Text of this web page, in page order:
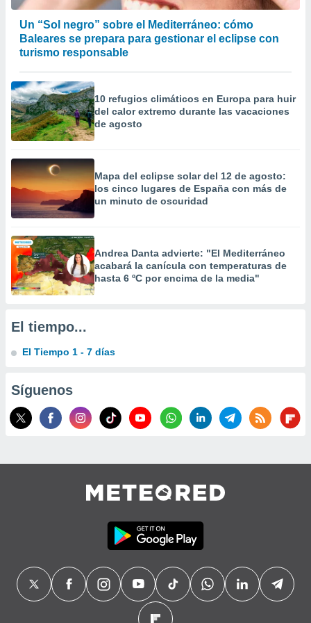
e
mediante
publicidad
publicidad
de
1199
Un “Sol negro” sobre el Mediterráneo: cómo
Baleares se prepara para gestionar el eclipse con
turismo responsable
10 refugios climáticos en Europa para huir
del calor extremo durante las vacaciones
de agosto
Mapa del eclipse solar del 12 de agosto:
los cinco lugares de España con más de
un minuto de oscuridad
Andrea Danta advierte: "El Mediterráneo
acabará la canícula con temperaturas de
hasta 6 ºC por encima de la media"
El tiempo...
El Tiempo 1 - 7 días
Síguenos